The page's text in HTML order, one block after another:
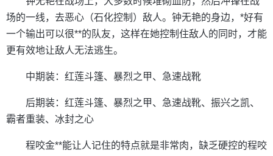
场的一线，去恶心（石化控制）敌人。钟无艳的身边，*好有
一个输出可以很**的队友，这样在她控制住敌人的同时，才能
更有效地让敌人无法逃生。
中期装：红莲斗篷、暴烈之甲、急速战靴
后期装：红莲斗篷、暴烈之甲、急速战靴、振兴之凯、
霸者重装、冰封之心
程咬金**能让人记住的特点就是非常肉，缺乏硬控的程咬